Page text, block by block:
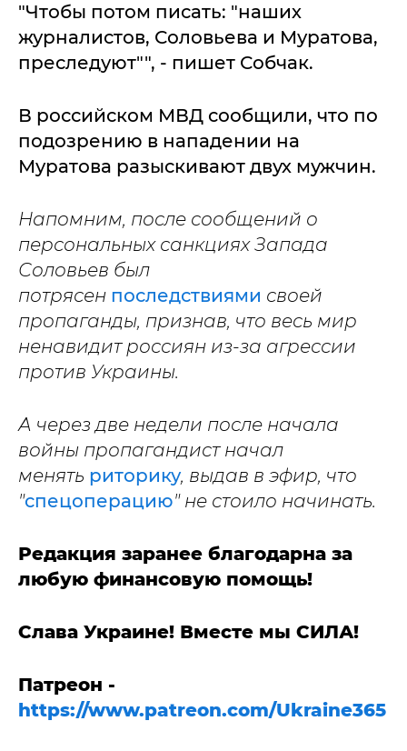
"Чтобы потом писать: "наших
журналистов, Соловьева и Муратова,
преследуют"", - пишет Собчак.
В российском МВД сообщили, что по
подозрению в нападении на
Муратова разыскивают двух мужчин.
Напомним, после сообщений о
персональных санкциях Запада
Соловьев был
потрясен последствиями своей
пропаганды, признав, что весь мир
ненавидит россиян из-за агрессии
против Украины.
А через две недели после начала
войны пропагандист начал
менять риторику, выдав в эфир, что
"спецоперацию" не стоило начинать.
Редакция заранее благодарна за
любую финансовую помощь!
Слава Украине! Вместе мы СИЛА!
Патреон -
https://www.patreon.com/Ukraine365